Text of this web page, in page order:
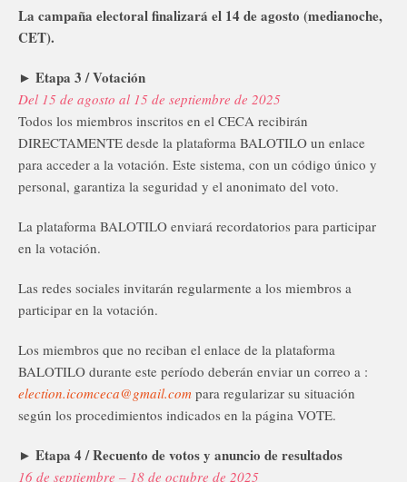
La campaña electoral finalizará el 14 de agosto (medianoche,
CET).
► Etapa 3 / Votación
Del 15 de agosto al 15 de septiembre de 2025
Todos los miembros inscritos en el CECA recibirán
DIRECTAMENTE desde la plataforma BALOTILO un enlace
para acceder a la votación. Este sistema, con un código único y
personal, garantiza la seguridad y el anonimato del voto.
La plataforma BALOTILO enviará recordatorios para participar
en la votación.
Las redes sociales invitarán regularmente a los miembros a
participar en la votación.
Los miembros que no reciban el enlace de la plataforma
BALOTILO durante este período deberán enviar un correo a :
election.icomceca@gmail.com para regularizar su situación
según los procedimientos indicados en la página VOTE.
► Etapa 4 / Recuento de votos y anuncio de resultados
16 de septiembre – 18 de octubre de 2025